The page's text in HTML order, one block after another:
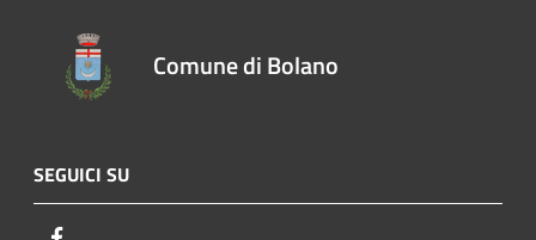
Comune di Bolano
SEGUICI SU